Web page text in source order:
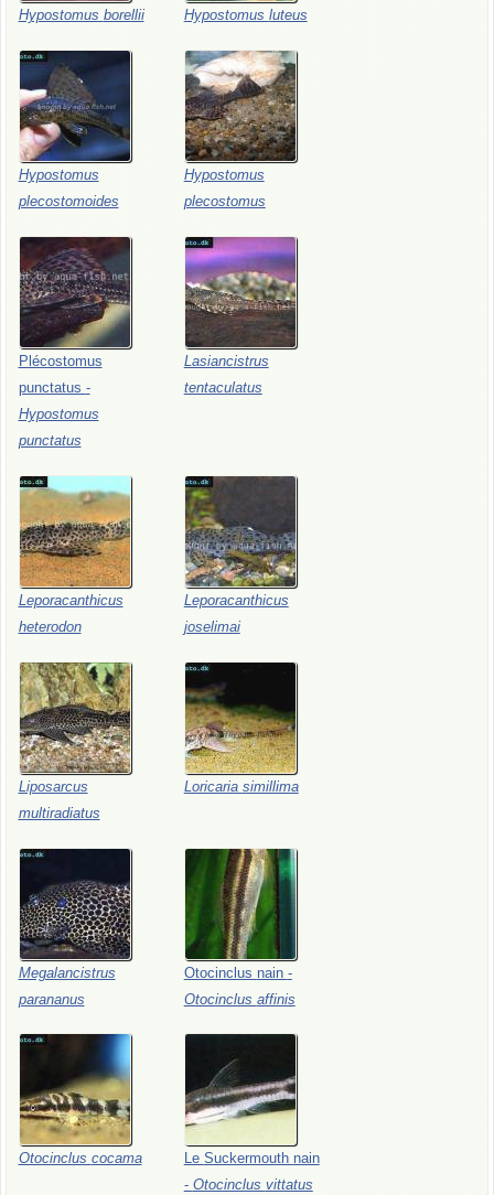
Hypostomus borellii Hypostomus luteus
Hypostomus
plecostomoides
Hypostomus
plecostomus
Plécostomus
punctatus -
Hypostomus
punctatus
Lasiancistrus
tentaculatus
Leporacanthicus
heterodon
Leporacanthicus
joselimai
Liposarcus
multiradiatus
Loricaria simillima
Megalancistrus
parananus
Otocinclus nain -
Otocinclus affinis
Otocinclus cocama Le Suckermouth nain
- Otocinclus vittatus